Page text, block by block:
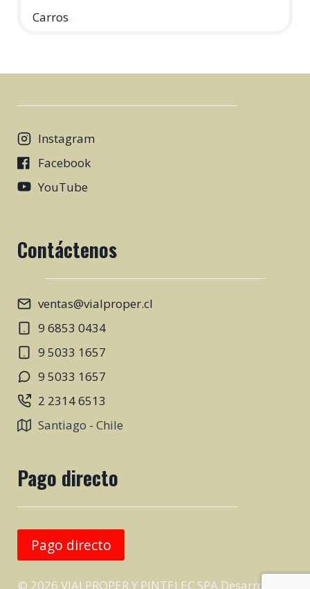
Carros
Instagram
Facebook
YouTube
Contáctenos
ventas@vialproper.cl
9 6853 0434
9 5033 1657
9 5033 1657
2 2314 6513
Santiago - Chile
Pago directo
Pago directo
© 2026 VIALPROPER Y PINTELEC SPA Desarrollado